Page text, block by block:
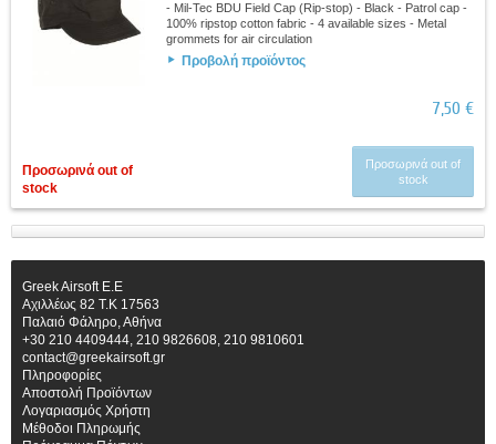
- Mil-Tec BDU Field Cap (Rip-stop) - Black - Patrol cap -
100% ripstop cotton fabric - 4 available sizes - Metal
grommets for air circulation
Προβολή προϊόντος
7,50 €
Προσωρινά out of
stock
Προσωρινά out of
stock
Greek Airsoft E.E
Αχιλλέως 82 Τ.Κ 17563
Παλαιό Φάληρο, Αθήνα
+30 210 4409444, 210 9826608, 210 9810601
contact@greekairsoft.gr
Πληροφορίες
Αποστολή Προϊόντων
Λογαριασμός Χρήστη
Μέθοδοι Πληρωμής